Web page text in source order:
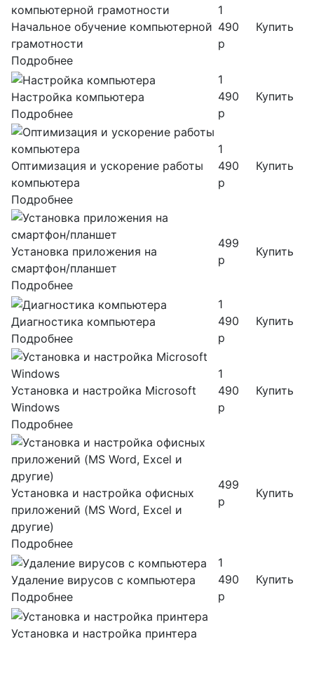
Начальное обучение компьютерной
грамотности
Подробнее
1
490
р
Купить
Настройка компьютера
Подробнее
1
490
р
Купить
Оптимизация и ускорение работы
компьютера
Подробнее
1
490
р
Купить
Установка приложения на
смартфон/планшет
Подробнее
499
р
Купить
Диагностика компьютера
Подробнее
1
490
р
Купить
Установка и настройка Microsoft
Windows
Подробнее
1
490
р
Купить
Установка и настройка офисных
приложений (MS Word, Excel и
другие)
Подробнее
499
р
Купить
Удаление вирусов с компьютера
Подробнее
1
490
р
Купить
Установка и настройка принтера